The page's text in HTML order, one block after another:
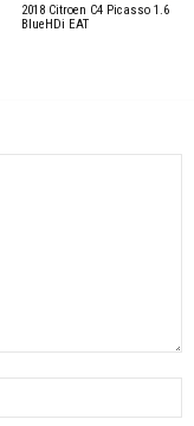
2018 Citroen C4 Picasso 1.6
BlueHDi EAT